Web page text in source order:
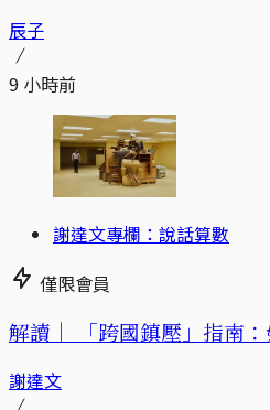
辰子
9 小時前
謝達文專欄：說話算數
僅限會員
解讀｜ 「跨國鎮壓」指南
謝達文